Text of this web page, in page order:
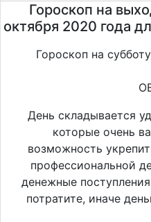
Гороскоп на
октября 2020 года
Гороскоп на
День складывается
которые очень
возможность
профессиональной
денежные
потратите, иначе